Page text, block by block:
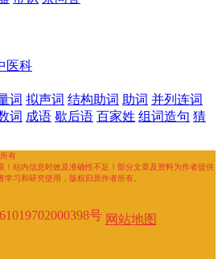
医科
词 拟声词 结构助词 助词 并列连词
词 成语 歇后语 百家姓 组词造句 猜
有
！站内信息时效及准确性不足！部分文章及资料为作者提供
习和研究使用，版权归原作者所有。
号 网站地图